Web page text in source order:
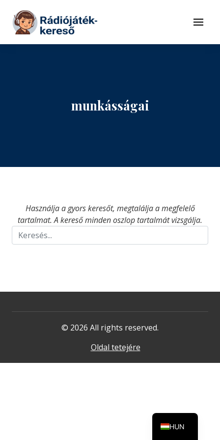
Tovább a tartalomhoz
Menü
munkásságai
Használja a gyors keresőt, megtalálja a megfelelő
tartalmat. A kereső minden oszlop tartalmát vizsgálja.
© 2026 All rights reserved.
Oldal tetejére
HUN